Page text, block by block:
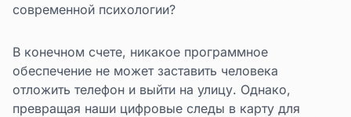
современной психологии?
В конечном счете, никакое программное
обеспечение не может заставить человека
отложить телефон и выйти на улицу. Однако,
превращая наши цифровые следы в карту для